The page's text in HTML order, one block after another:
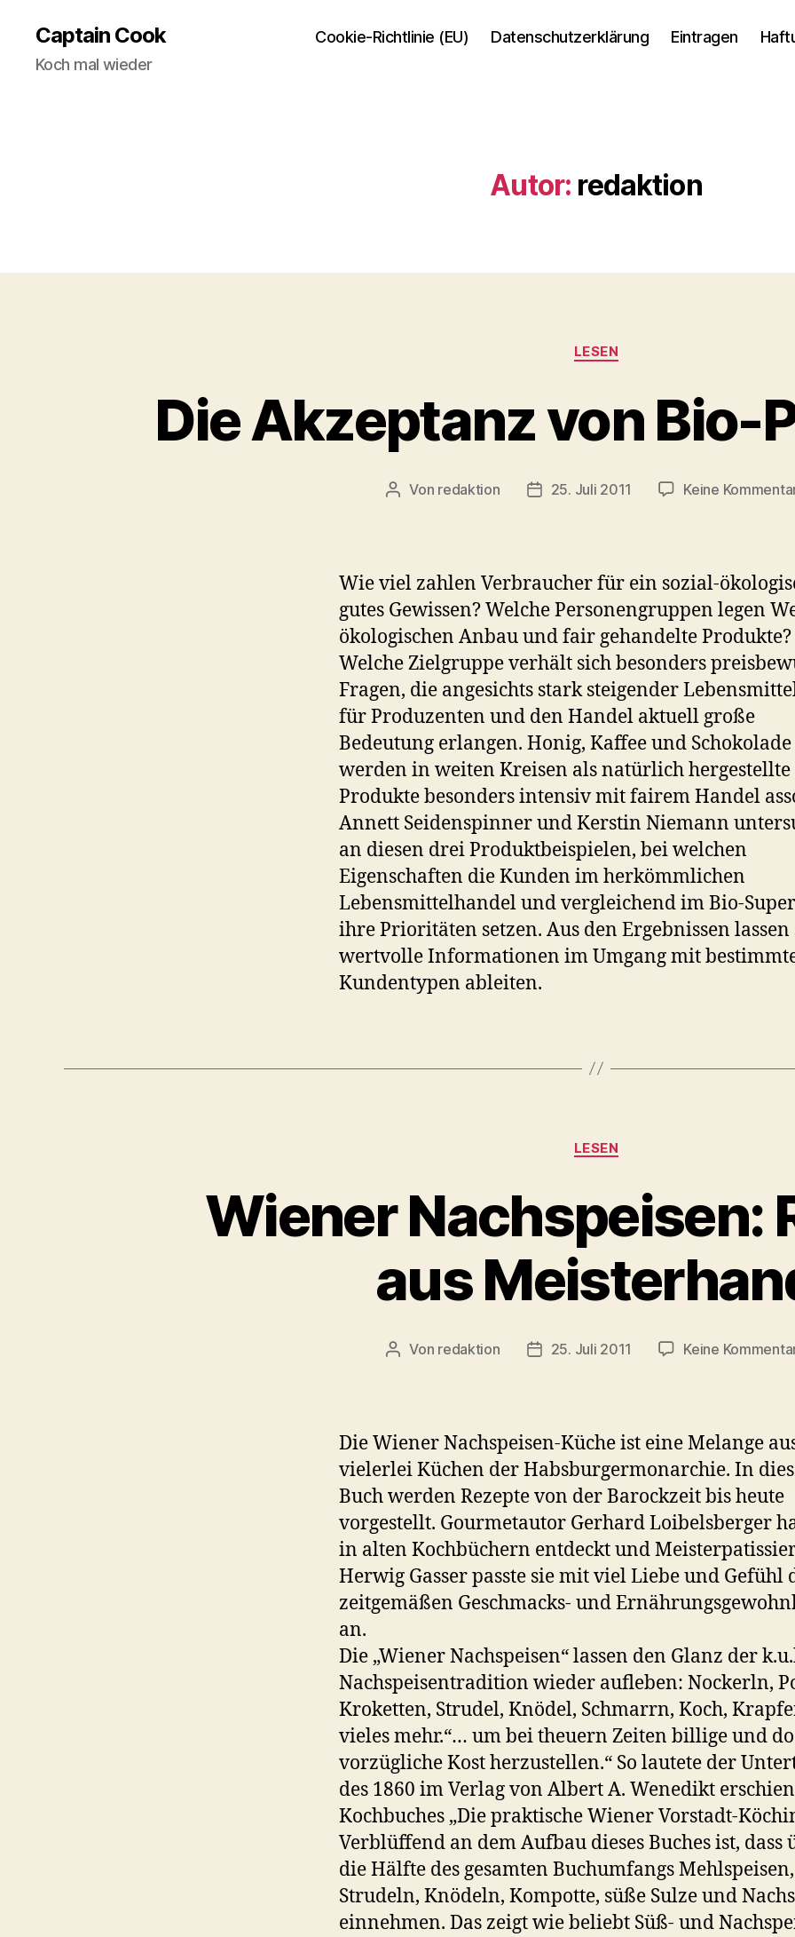
Captain Cook
Koch mal wieder
Cookie-Richtlinie (EU) Datenschutzerklärung Eintragen
Autor: redaktion
Kategorien
LESEN
Die Akzeptanz von Bio-
Beitragsautor
Von redaktion Veröffentlichungsdatum
25. Juli 2011 Keine
Wie viel zahlen Verbraucher für ein sozial-
gutes Gewissen? Welche Personengruppen legen
ökologischen Anbau und fair gehandelte Produkte?
Welche Zielgruppe verhält sich besonders
Fragen, die angesichts stark steigender
für Produzenten und den Handel aktuell große
Bedeutung erlangen. Honig, Kaffee und Schokolade
werden in weiten Kreisen als natürlich hergestellte
Produkte besonders intensiv mit fairem Handel
Annett Seidenspinner und Kerstin Niemann
an diesen drei Produktbeispielen, bei welchen
Eigenschaften die Kunden im herkömmlichen
Lebensmittelhandel und vergleichend im Bio-
ihre Prioritäten setzen. Aus den Ergebnissen lassen
wertvolle Informationen im Umgang mit
Kundentypen ableiten.
Kategorien
LESEN
Wiener Nachspeisen:
aus
Beitragsautor
Von redaktion Veröffentlichungsdatum
25. Juli 2011 Keine
Die Wiener Nachspeisen-Küche ist eine Melange
vielerlei Küchen der Habsburgermonarchie. In
Buch werden Rezepte von der Barockzeit bis heute
vorgestellt. Gourmetautor Gerhard Loibelsberger
in alten Kochbüchern entdeckt und
Herwig Gasser passte sie mit viel Liebe und Gefühl
zeitgemäßen Geschmacks- und
an.
Die „Wiener Nachspeisen“ lassen den Glanz der
Nachspeisentradition wieder aufleben: Nockerln,
Kroketten, Strudel, Knödel, Schmarrn, Koch,
vieles mehr.“… um bei theuern Zeiten billige und
vorzügliche Kost herzustellen.“ So lautete der
des 1860 im Verlag von Albert A. Wenedikt
Kochbuches „Die praktische Wiener Vorstadt-
Verblüffend an dem Aufbau dieses Buches ist, dass
die Hälfte des gesamten Buchumfangs Mehlspeisen,
Strudeln, Knödeln, Kompotte, süße Sulze und
einnehmen. Das zeigt wie beliebt Süß- und